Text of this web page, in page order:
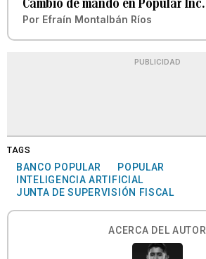
Por Efraín Montalbán Ríos
PUBLICIDAD
TAGS
BANCO POPULAR
POPULAR
INTELIGENCIA ARTIFICIAL
JUNTA DE SUPERVISIÓN FISCAL
ACERCA DEL AUTOR